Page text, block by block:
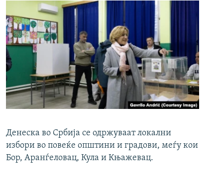
Денеска во Србија се одржуваат локални
избори во повеќе општини и градови, меѓу кои
Бор, Аранѓеловац, Кула и Књажевац.